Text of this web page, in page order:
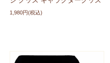
1,980円(税込)